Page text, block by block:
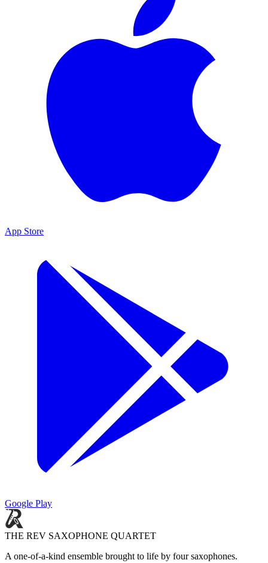
App Store
Google Play
THE REV SAXOPHONE QUARTET
A one-of-a-kind ensemble brought to life by four saxophones.